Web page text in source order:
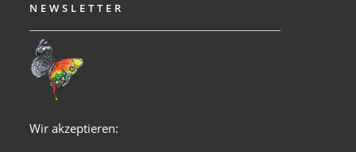
NEWSLETTER
Wir akzeptieren: